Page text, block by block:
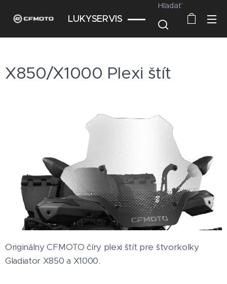
LUKYSERVIS
Hľadať
X850/X1000 Plexi štít
Originálny CFMOTO číry plexi štít pre štvorkolky
Gladiator X850 a X1000.